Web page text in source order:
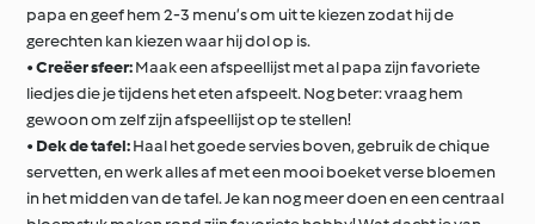
papa en geef hem 2-3 menu’s om uit te kiezen zodat hij de
gerechten kan kiezen waar hij dol op is.
•Creëer sfeer:Maak een afspeellijst met al papa zijn favoriete
liedjes die je tijdens het eten afspeelt. Nog beter: vraag hem
gewoon om zelf zijn afspeellijst op te stellen!
• Dek de tafel:Haal het goede servies boven, gebruik de chique
servetten, en werk alles af met een mooi boeket verse bloemen
in het midden van de tafel. Je kan nog meer doen en een centraal